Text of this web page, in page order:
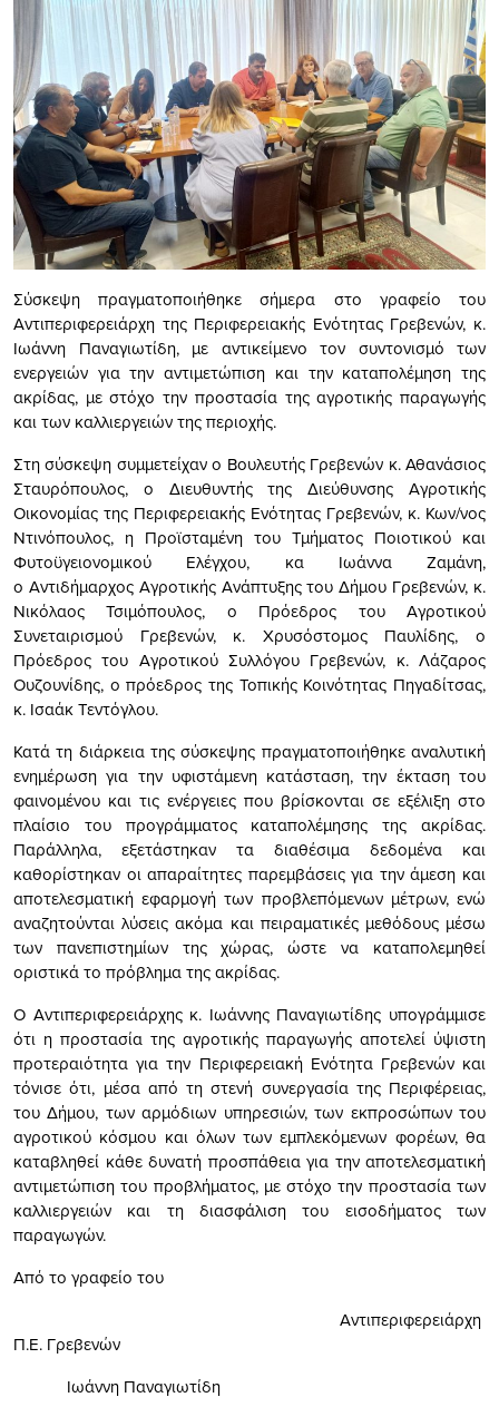
Σύσκεψη πραγματοποιήθηκε σήμερα στο γραφείο του
Αντιπεριφερειάρχη της Περιφερειακής Ενότητας Γρεβενών, κ.
Ιωάννη Παναγιωτίδη, με αντικείμενο τον συντονισμό των
ενεργειών για την αντιμετώπιση και την καταπολέμηση της
ακρίδας, με στόχο την προστασία της αγροτικής παραγωγής
και των καλλιεργειών της περιοχής.
Στη σύσκεψη συμμετείχαν ο Βουλευτής Γρεβενών κ. Αθανάσιος
Σταυρόπουλος, ο Διευθυντής της Διεύθυνσης Αγροτικής
Οικονομίας της Περιφερειακής Ενότητας Γρεβενών, κ. Κων/νος
Ντινόπουλος, η Προϊσταμένη του Τμήματος Ποιοτικού και
Φυτοϋγειονομικού Ελέγχου, κα Ιωάννα Ζαμάνη,
ο Αντιδήμαρχος Αγροτικής Ανάπτυξης του Δήμου Γρεβενών, κ.
Νικόλαος Τσιμόπουλος, ο Πρόεδρος του Αγροτικού
Συνεταιρισμού Γρεβενών, κ. Χρυσόστομος Παυλίδης, ο
Πρόεδρος του Αγροτικού Συλλόγου Γρεβενών, κ. Λάζαρος
Ουζουνίδης, ο πρόεδρος της Τοπικής Κοινότητας Πηγαδίτσας,
κ. Ισαάκ Τεντόγλου.
Κατά τη διάρκεια της σύσκεψης πραγματοποιήθηκε αναλυτική
ενημέρωση για την υφιστάμενη κατάσταση, την έκταση του
φαινομένου και τις ενέργειες που βρίσκονται σε εξέλιξη στο
πλαίσιο του προγράμματος καταπολέμησης της ακρίδας.
Παράλληλα, εξετάστηκαν τα διαθέσιμα δεδομένα και
καθορίστηκαν οι απαραίτητες παρεμβάσεις για την άμεση και
αποτελεσματική εφαρμογή των προβλεπόμενων μέτρων, ενώ
αναζητούνται λύσεις ακόμα και πειραματικές μεθόδους μέσω
των πανεπιστημίων της χώρας, ώστε να καταπολεμηθεί
οριστικά το πρόβλημα της ακρίδας.
Ο Αντιπεριφερειάρχης κ. Ιωάννης Παναγιωτίδης υπογράμμισε
ότι η προστασία της αγροτικής παραγωγής αποτελεί ύψιστη
προτεραιότητα για την Περιφερειακή Ενότητα Γρεβενών και
τόνισε ότι, μέσα από τη στενή συνεργασία της Περιφέρειας,
του Δήμου, των αρμόδιων υπηρεσιών, των εκπροσώπων του
αγροτικού κόσμου και όλων των εμπλεκόμενων φορέων, θα
καταβληθεί κάθε δυνατή προσπάθεια για την αποτελεσματική
αντιμετώπιση του προβλήματος, με στόχο την προστασία των
καλλιεργειών και τη διασφάλιση του εισοδήματος των
παραγωγών.
Από το γραφείο του
Αντιπεριφερειάρχη
Π.Ε. Γρεβενών
Ιωάννη Παναγιωτίδη